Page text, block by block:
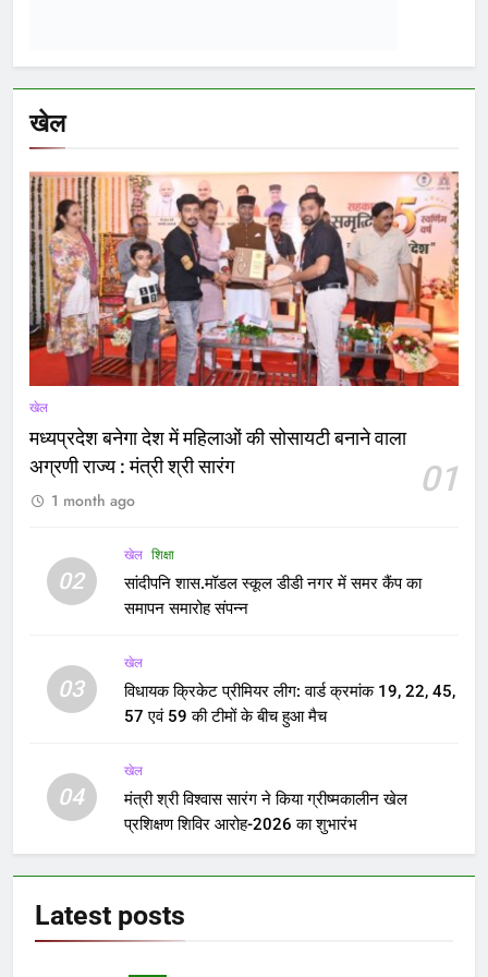
02
सांदीपनि शास.मॉडल स्कूल डीडी नगर में समर कैंप का
समापन समारोह संपन्न
03
विधायक क्रिकेट प्रीमियर लीग: वार्ड क्रमांक 19, 22, 45,
57 एवं 59 की टीमों के बीच हुआ मैच
04
खेल
मंत्री श्री विश्वास सारंग ने किया ग्रीष्मकालीन खेल
प्रशिक्षण शिविर आरोह-2026 का शुभारंभ
Latest
राज्य
बड़ी राहत! बस कुछ दिन में वापस
FEATURED
Delhi Ordinance Case:
FEATURED
Yugkranti 3 years ago
क्राइम